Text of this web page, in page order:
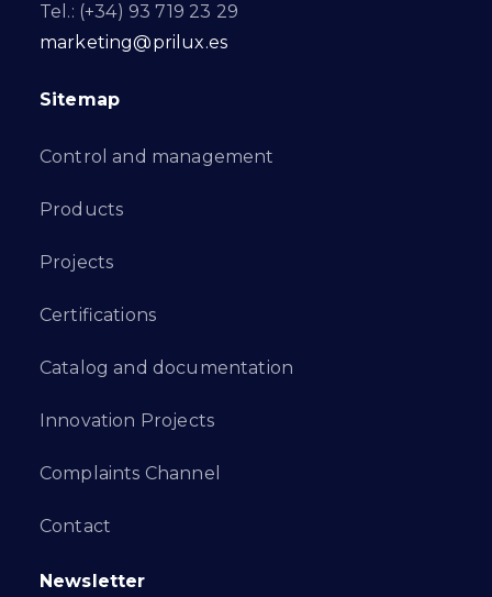
Tel.: (+34) 93 719 23 29
marketing@prilux.es
Sitemap
Control and management
Products
Projects
Certifications
Catalog and documentation
Innovation Projects
Complaints Channel
Contact
Newsletter